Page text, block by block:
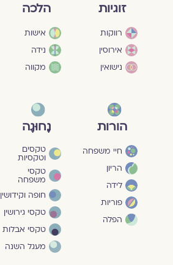
זוגיות
רווקות
אירוסין
נישואין
הלכה
אישות
נידה
מקווה
הורות
חיי משפחה
הריון
לידה
פוריות
הפלה
נָחוּגָה
טקסים
וטקסיות
טקסי
משפחה
חופה וקידושין
טקסי גירושין
טקסי אבלות
מעגל השנה